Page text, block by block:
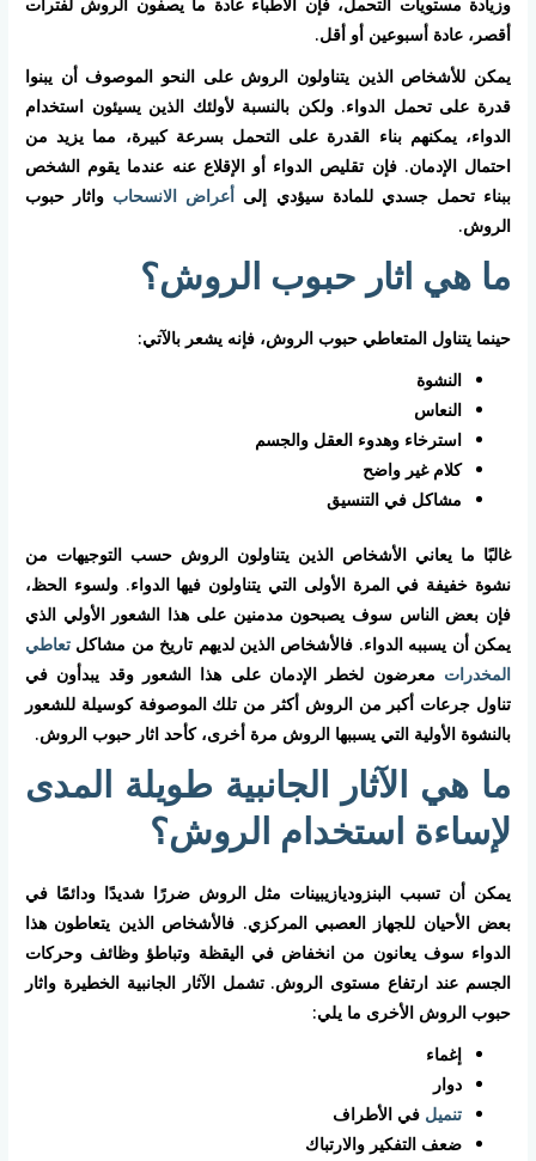
أقصر، عادة أسبوعين أو أقل.
يمكن للأشخاص الذين يتناولون الروش على النحو الموصوف أن يبنوا
قدرة على تحمل الدواء. ولكن بالنسبة لأولئك الذين يسيئون استخدام
الدواء، يمكنهم بناء القدرة على التحمل بسرعة كبيرة، مما يزيد من
احتمال الإدمان. فإن تقليص الدواء أو الإقلاع عنه عندما يقوم الشخص
ببناء تحمل جسدي للمادة سيؤدي إلى أعراض الانسحاب واثار حبوب
الروش.
ما هي اثار حبوب الروش؟
حينما يتناول المتعاطي حبوب الروش، فإنه يشعر بالآتي:
النشوة
النعاس
استرخاء وهدوء العقل والجسم
كلام غير واضح
مشاكل في التنسيق
غالبًا ما يعاني الأشخاص الذين يتناولون الروش حسب التوجيهات من
نشوة خفيفة في المرة الأولى التي يتناولون فيها الدواء. ولسوء الحظ،
فإن بعض الناس سوف يصبحون مدمنين على هذا الشعور الأولي الذي
يمكن أن يسببه الدواء. فالأشخاص الذين لديهم تاريخ من مشاكل تعاطي
المخدرات معرضون لخطر الإدمان على هذا الشعور وقد يبدأون في
تناول جرعات أكبر من الروش أكثر من تلك الموصوفة كوسيلة للشعور
بالنشوة الأولية التي يسببها الروش مرة أخرى، كأحد اثار حبوب الروش.
ما هي الآثار الجانبية طويلة المدى
لإساءة استخدام الروش؟
يمكن أن تسبب البنزوديازيبينات مثل الروش ضررًا شديدًا ودائمًا في
بعض الأحيان للجهاز العصبي المركزي. فالأشخاص الذين يتعاطون هذا
الدواء سوف يعانون من انخفاض في اليقظة وتباطؤ وظائف وحركات
الجسم عند ارتفاع مستوى الروش. تشمل الآثار الجانبية الخطيرة واثار
حبوب الروش الأخرى ما يلي:
إغماء
دوار
تنميل في الأطراف
ضعف التفكير والارتباك